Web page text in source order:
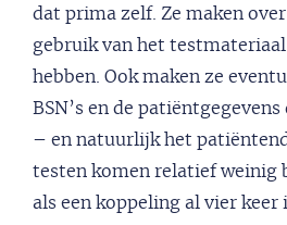
dat prima zelf. Ze maken
gebruik van het
hebben. Ook maken ze
BSN’s en de
– en natuurlijk het
testen komen relatief weinig
als een koppeling al vier keer